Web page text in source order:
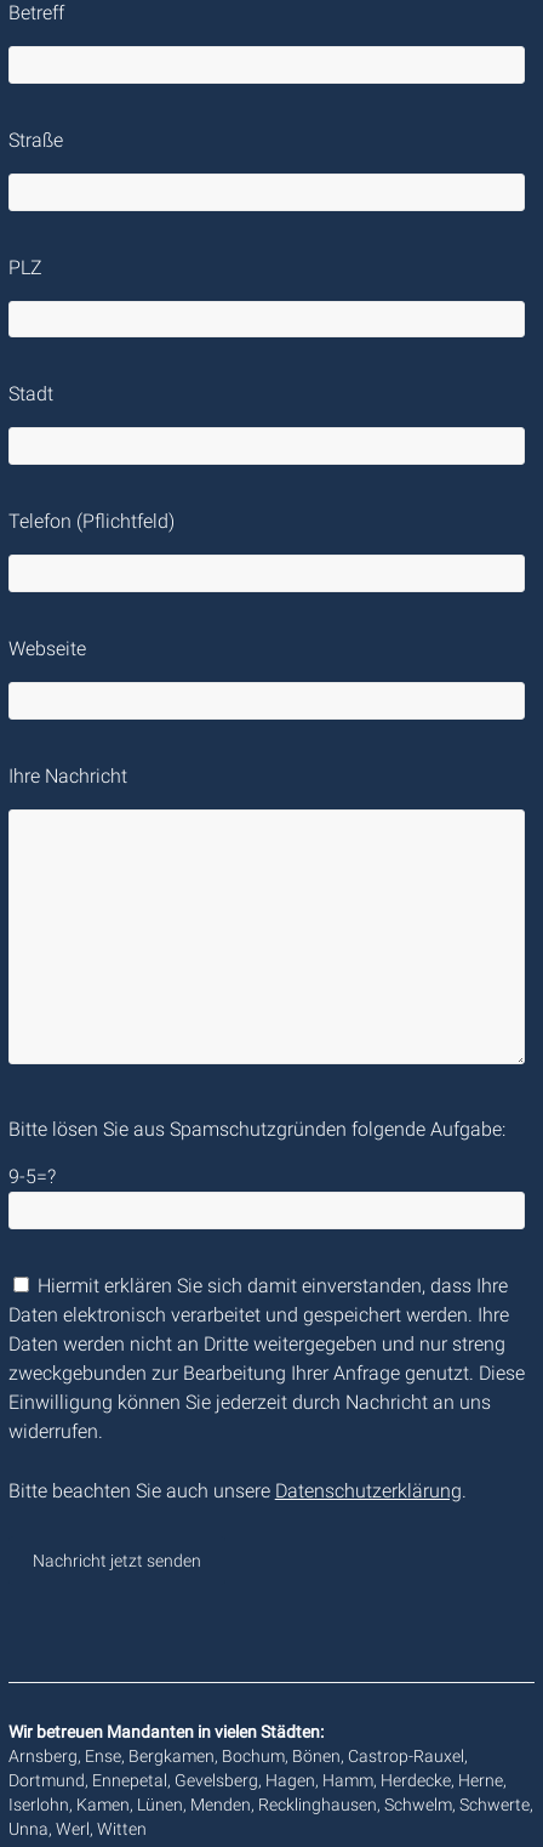
Betreff
Straße
PLZ
Stadt
Telefon (Pflichtfeld)
Webseite
Ihre Nachricht
Bitte lösen Sie aus Spamschutzgründen folgende Aufgabe:
9-5=?
Hiermit erklären Sie sich damit einverstanden, dass Ihre
Daten elektronisch verarbeitet und gespeichert werden. Ihre
Daten werden nicht an Dritte weitergegeben und nur streng
zweckgebunden zur Bearbeitung Ihrer Anfrage genutzt. Diese
Einwilligung können Sie jederzeit durch Nachricht an uns
widerrufen.
Bitte beachten Sie auch unsere Datenschutzerklärung.
Wir betreuen Mandanten in vielen Städten:
Arnsberg, Ense, Bergkamen, Bochum, Bönen, Castrop-Rauxel,
Dortmund, Ennepetal, Gevelsberg, Hagen, Hamm, Herdecke, Herne,
Iserlohn, Kamen, Lünen, Menden, Recklinghausen, Schwelm, Schwerte,
Unna, Werl, Witten